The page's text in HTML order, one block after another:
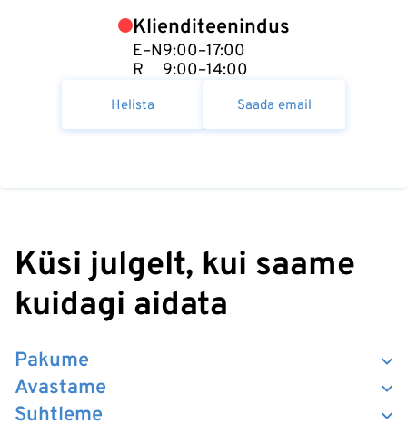
Klienditeenindus
E–N
R
9:00–17:00
9:00–14:00
Helista Saada email
Küsi julgelt, kui saame
kuidagi aidata
Suhtleme
Pakume
Avastame